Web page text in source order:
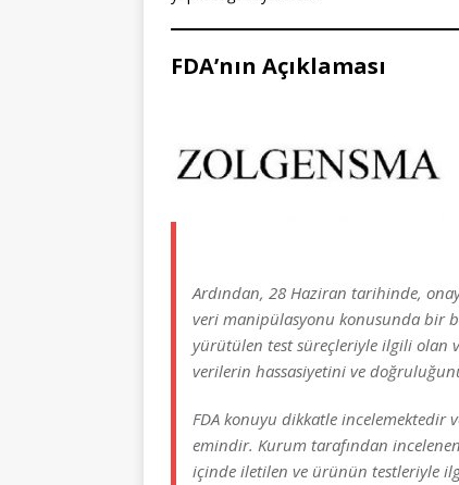
FDA’nın Açıklaması
Ardından, 28 Haziran tarihinde,
veri manipülasyonu konusunda bir
yürütülen test süreçleriyle ilgili olan
verilerin hassasiyetini ve
FDA konuyu dikkatle incelemektedir
emindir. Kurum tarafından
içinde iletilen ve ürünün testleriyle